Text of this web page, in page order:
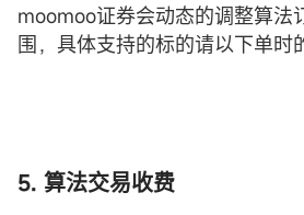
moomoo证券会动态的调整算法
围，具体支持的标的请以下单时
5. 算法交易收费